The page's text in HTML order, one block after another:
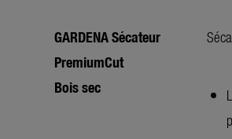
GARDENA Sécateur
PremiumCut
Bois sec